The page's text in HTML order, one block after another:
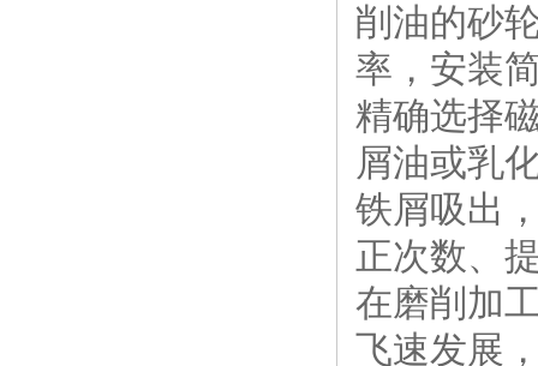
削油的砂
率，安装
精确选择
屑油或乳
铁屑吸出
正次数、
在磨削加
飞速发展